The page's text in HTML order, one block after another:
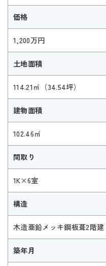
価格
1,200万円
土地面積
114.21㎡（34.54坪）
建物面積
102.46㎡
間取り
1K×6室
構造
木造亜鉛メッキ鋼板葺2階建
築年月